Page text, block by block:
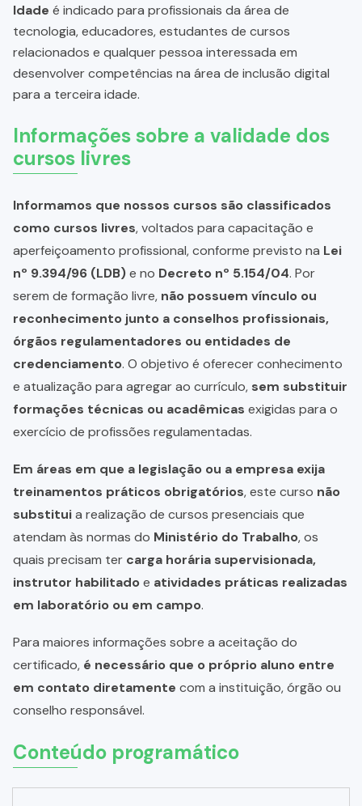
Idade é indicado para profissionais da área de
tecnologia, educadores, estudantes de cursos
relacionados e qualquer pessoa interessada em
desenvolver competências na área de inclusão digital
para a terceira idade.
Informações sobre a validade dos
cursos livres
Informamos que nossos cursos são classificados
como cursos livres, voltados para capacitação e
aperfeiçoamento profissional, conforme previsto na Lei
nº 9.394/96 (LDB)e no Decreto nº 5.154/04. Por
serem de formação livre, não possuem vínculo ou
reconhecimento junto a conselhos profissionais,
órgãos regulamentadores ou entidades de
credenciamento. O objetivo é oferecer conhecimento
e atualização para agregar ao currículo, sem substituir
formações técnicas ou acadêmicas exigidas para o
exercício de profissões regulamentadas.
Em áreas em que a legislação ou a empresa exija
treinamentos práticos obrigatórios, este curso não
substituia realização de cursos presenciais que
atendam às normas do Ministério do Trabalho, os
quais precisam ter carga horária supervisionada,
instrutor habilitadoe atividades práticas realizadas
em laboratório ou em campo.
Para maiores informações sobre a aceitação do
certificado, é necessário que o próprio aluno entre
em contato diretamente com a instituição, órgão ou
conselho responsável.
Conteúdo programático